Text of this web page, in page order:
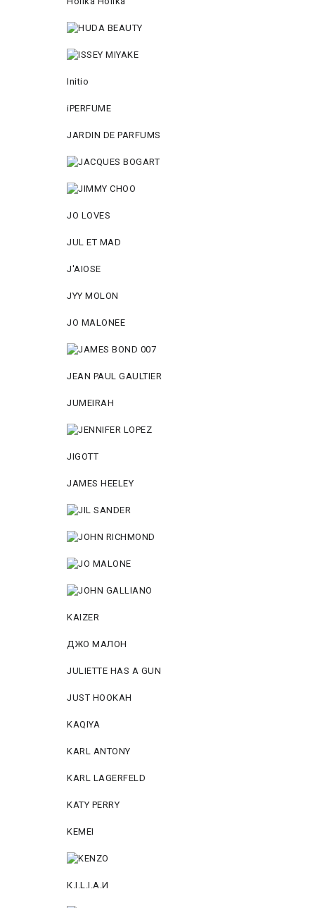
Initio
iPERFUME
JARDIN DE PARFUMS
JO LOVES
JUL ET MAD
J'AIOSE
JYY МОLON
JO MАLОNEE
JEAN PAUL GAULTIER
JUMEIRAH
JIGOTT
JAMES HEELEY
KAIZER
ДЖО МАЛОН
JULIETTE HAS A GUN
JUST HOOKAH
KAQIYA
KARL ANTONY
KARL LAGERFELD
KATY PERRY
KEMEI
К.I.L.I.А.И